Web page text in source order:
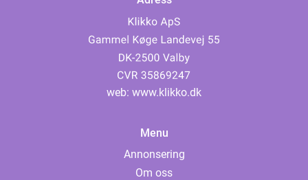
web: www.klikko.dk
Menu
Annonsering
Om oss